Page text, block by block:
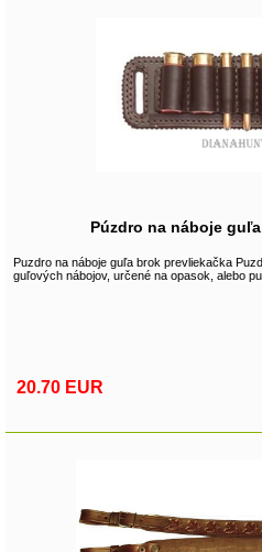
Púzdro na náboje
Puzdro na náboje guľa brok prevliekačka
guľových nábojov, určené na opasok, alebo
20.70 EUR